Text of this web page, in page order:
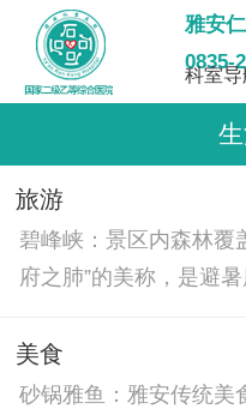
雅安
0835-
科室导
旅游
碧峰峡：景区内森林覆
府之肺”的美称，是避
化而成，景区内60多个
神秘景区内有大熊猫基
美食
砂锅雅鱼：雅安传统美